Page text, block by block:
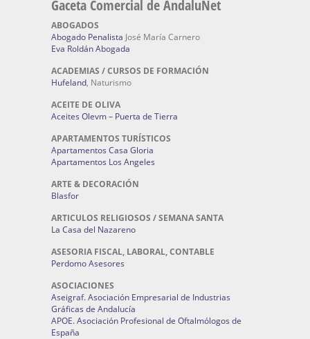
Gaceta Comercial de AndaluNet
ABOGADOS
Abogado Penalista José María Carnero
Eva Roldán Abogada
ACADEMIAS / CURSOS DE FORMACIÓN
Hufeland, Naturismo
ACEITE DE OLIVA
Aceites Olevm – Puerta de Tierra
APARTAMENTOS TURÍSTICOS
Apartamentos Casa Gloria
Apartamentos Los Angeles
ARTE & DECORACIÓN
Blasfor
ARTICULOS RELIGIOSOS / SEMANA SANTA
La Casa del Nazareno
ASESORIA FISCAL, LABORAL, CONTABLE
Perdomo Asesores
ASOCIACIONES
Aseigraf. Asociación Empresarial de Industrias
Gráficas de Andalucía
APOE. Asociación Profesional de Oftalmólogos de
España